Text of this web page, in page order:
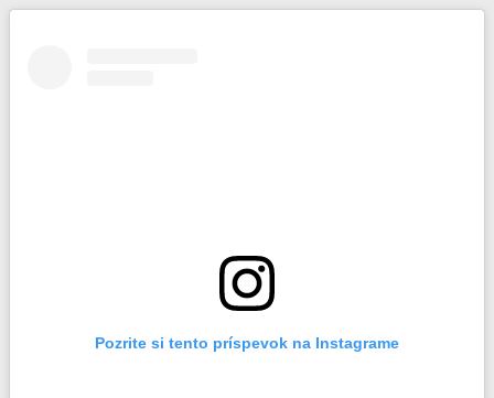
Pozrite si tento príspevok na Instagrame